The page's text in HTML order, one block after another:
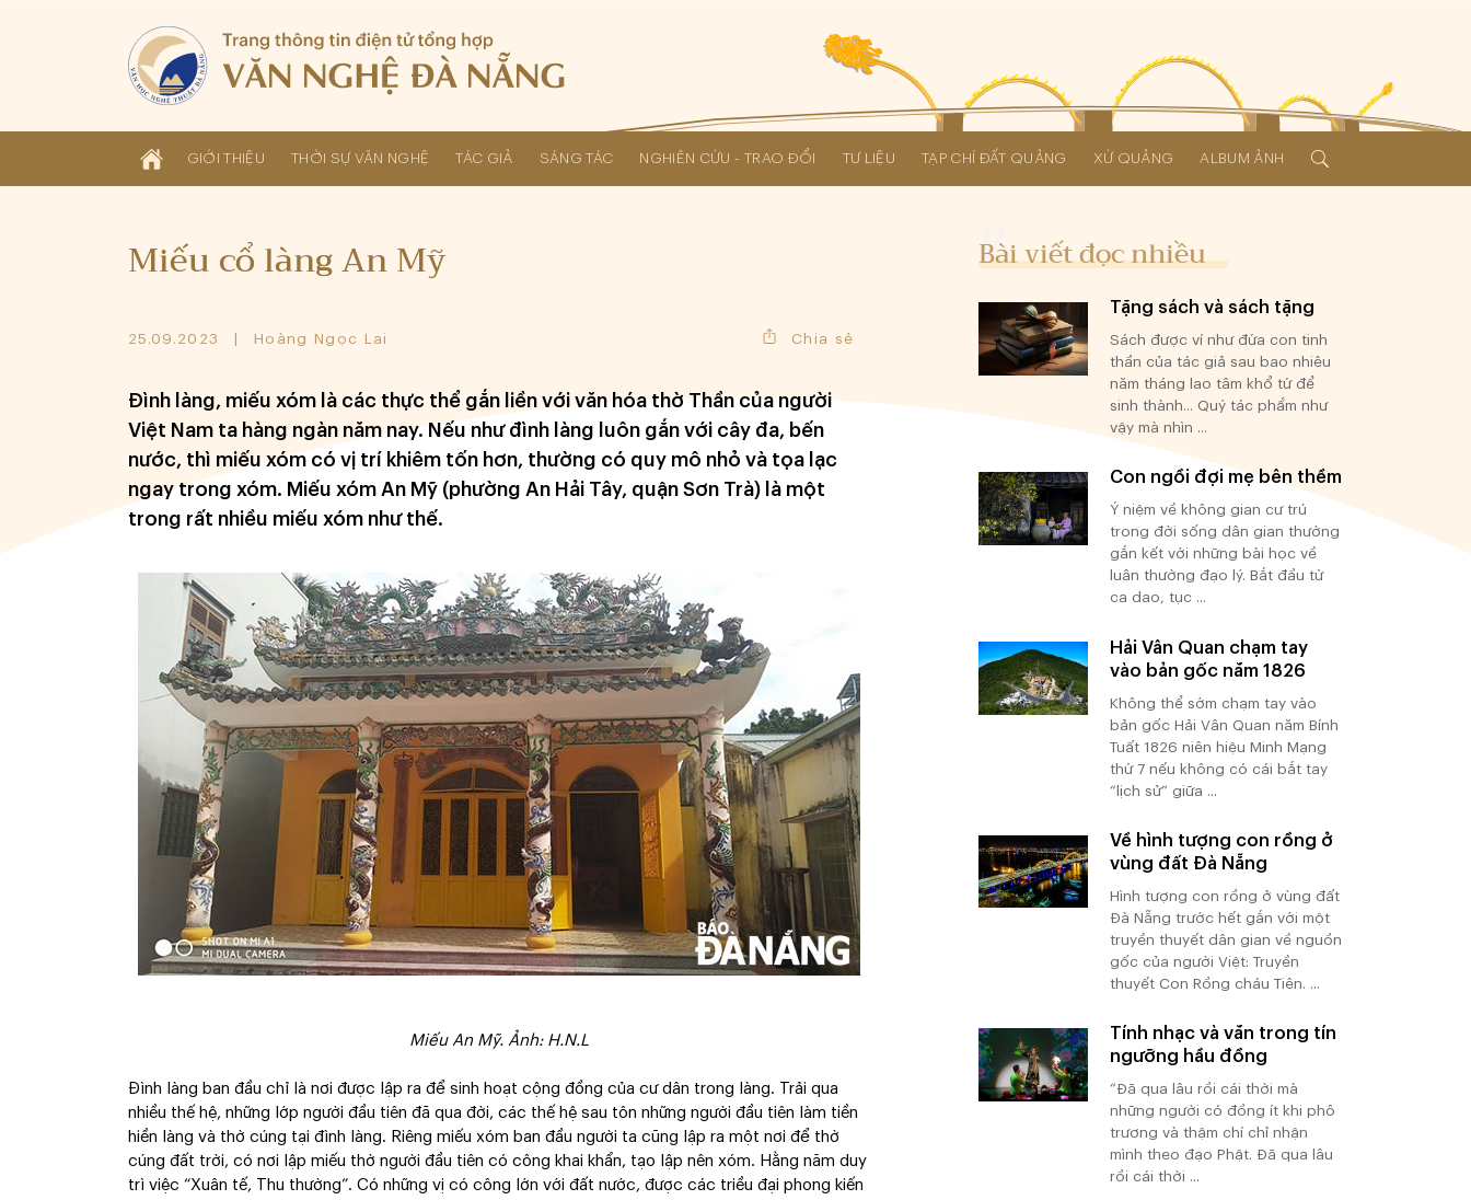
GIỚI THIỆU THỜI SỰ VĂN NGHỆ TÁC GIẢ SÁNG TÁC NGHIÊN CỨU - TRAO ĐỔI TƯ LIỆU TẠP CHÍ ĐẤT QUẢNG XỨ QUẢNG ALBUM ẢNH
Miếu cổ làng An Mỹ
25.09.2023 Hoàng Ngọc Lai Chia sẻ
Đình làng, miếu xóm là các thực thể gắn liền với văn hóa thờ Thần của người
Việt Nam ta hàng ngàn năm nay. Nếu như đình làng luôn gắn với cây đa, bến
nước, thì miếu xóm có vị trí khiêm tốn hơn, thường có quy mô nhỏ và tọa lạc
ngay trong xóm. Miếu xóm An Mỹ (phường An Hải Tây, quận Sơn Trà) là một
trong rất nhiều miếu xóm như thế.
Miếu An Mỹ. Ảnh: H.N.L
Đình làng ban đầu chỉ là nơi được lập ra để sinh hoạt cộng đồng của cư dân trong làng. Trải qua
nhiều thế hệ, những lớp người đầu tiên đã qua đời, các thế hệ sau tôn những người đầu tiên làm tiền
hiền làng và thờ cúng tại đình làng. Riêng miếu xóm ban đầu người ta cũng lập ra một nơi để thờ
cúng đất trời, có nơi lập miếu thờ người đầu tiên có công khai khẩn, tạo lập nên xóm. Hằng năm duy
trì việc “Xuân tế, Thu thường”. Có những vị có công lớn với đất nước, được các triều đại phong kiến
Bài viết đọc nhiều
Tặng sách và sách tặng
Sách được ví như đứa con tinh
thần của tác giả sau bao nhiêu
năm tháng lao tâm khổ tứ để
sinh thành... Quý tác phẩm như
vậy mà nhìn ...
Con ngồi đợi mẹ bên thềm
Ý niệm về không gian cư trú
trong đời sống dân gian thường
gắn kết với những bài học về
luân thường đạo lý. Bắt đầu từ
ca dao, tục ...
Hải Vân Quan chạm tay
vào bản gốc năm 1826
Không thể sớm chạm tay vào
bản gốc Hải Vân Quan năm Bính
Tuất 1826 niên hiệu Minh Mạng
thứ 7 nếu không có cái bắt tay
“lịch sử” giữa ...
Về hình tượng con rồng ở
vùng đất Đà Nẵng
Hình tượng con rồng ở vùng đất
Đà Nẵng trước hết gắn với một
truyền thuyết dân gian về nguồn
gốc của người Việt: Truyền
thuyết Con Rồng cháu Tiên. ...
Tính nhạc và văn trong tín
ngưỡng hầu đồng
“Đã qua lâu rồi cái thời mà
những người có đồng ít khi phô
trương và thậm chí chỉ nhận
mình theo đạo Phật. Đã qua lâu
rồi cái thời ...